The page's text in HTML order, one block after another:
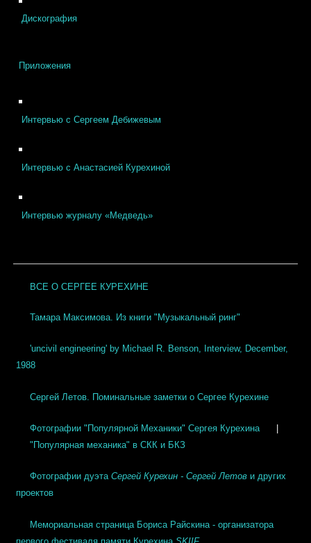
Дискография
Приложения
Интервью с Сергеем Дебижевым
Интервью с Анастасией Курехиной
Интервью журналу «Медведь»
ВСЕ О СЕРГЕЕ КУРЕХИНЕ
Тамара Максимова. Из книги "Музыкальный ринг"
'uncivil engineering' by Michael R. Benson, Interview, December,
1988
Сергей Летов. Поминальные заметки о Сергее Курехине
Фотографии "Популярной Механики" Сергея Курехина
"Популярная механика" в СКК и БКЗ
Фотографии дуэта Сергей Курехин - Сергей Летов и других
проектов
Мемориальная страница Бориса Райскина - организатора